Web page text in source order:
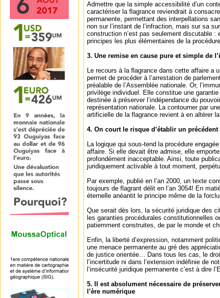
Admettre que la simple accessibilité d’un
caractériser la flagrance reviendrait à
permanente, permettant des interpellations
non sur l’instant de l’infraction, mais sur sa
construction n’est pas seulement discutable
principes les plus élémentaires de la
3. Une remise en cause pure et simple de
Le recours à la flagrance dans cette affaire a
permet de procéder à l’arrestation de
préalable de l’Assemblée nationale. Or,
privilège individuel. Elle constitue une
destinée à préserver l’indépendance du
représentation nationale. La contourner par
artificielle de la flagrance revient à en altérer
4. On court le risque d’établir un
La logique qui sous-tend la procédure
affaire. Si elle devait être admise, elle
profondément inacceptable. Ainsi, toute
juridiquement activable à tout moment,
Par exemple, publié en l’an 2000, un texte
toujours de flagrant délit en l’an 3054! En
éternelle anéantit le principe même de la
Que serait dès lors, la sécurité juridique des
les garanties procédurales constitutionnelles
patiemment construites, de par le monde et
Enfin, la liberté d’expression, notamment
une menace permanente au gré des
de justice orientée… Dans tous les cas, le
l’incertitude ni dans l’extension indéfinie de
l’insécurité juridique permanente c’est à dire
5. Il est absolument nécessaire de
l’ère numérique